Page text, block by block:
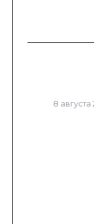
8 августа